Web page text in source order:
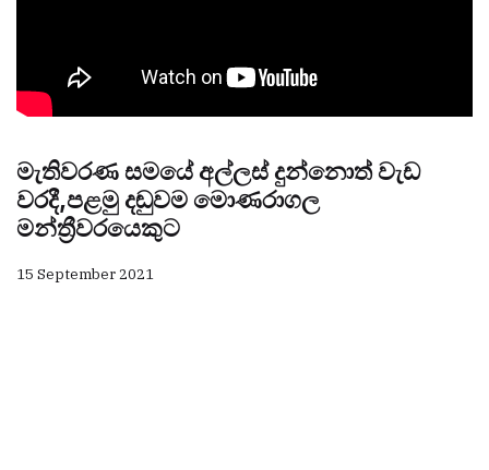
මැතිවරණ සමයේ අල්ලස් දුන්නොත් වැඩ
වරදී,පළමු දඬුවම මොණරාගල
මන්ත්‍රීවරයෙකුට
15 September 2021